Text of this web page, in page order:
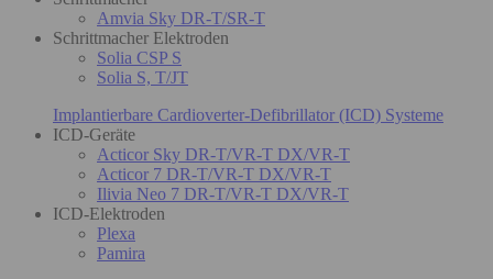
Amvia Sky DR-T/SR-T
Schrittmacher Elektroden
Solia CSP S
Solia S, T/JT
Implantierbare Cardioverter-Defibrillator (ICD) Systeme
ICD-Geräte
Acticor Sky DR-T/VR-T DX/VR-T
Acticor 7 DR-T/VR-T DX/VR-T
Ilivia Neo 7 DR-T/VR-T DX/VR-T
ICD-Elektroden
Plexa
Pamira